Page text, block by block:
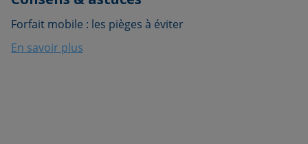
Forfait mobile : les pièges à éviter
En savoir plus